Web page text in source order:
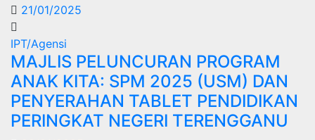
21/01/2025
IPT/Agensi
MAJLIS PELUNCURAN PROGRAM
ANAK KITA: SPM 2025 (USM) DAN
PENYERAHAN TABLET PENDIDIKAN
PERINGKAT NEGERI TERENGGANU